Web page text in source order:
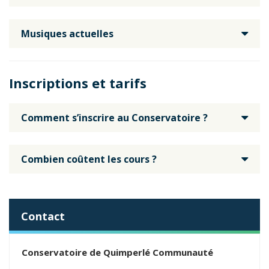
Musiques actuelles
Inscriptions et tarifs
Comment s’inscrire au Conservatoire ?
Combien coûtent les cours ?
Contact
Conservatoire de Quimperlé Communauté